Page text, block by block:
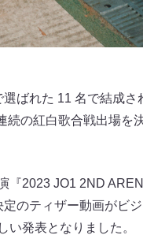
ばれた 11 名で結成さ
の紅白歌合戦出場を
2023 JO1 2ND
のティザー動画がビ
発表となりました。